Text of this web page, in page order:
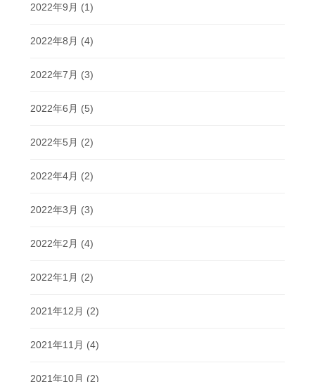
2022年9月 (1)
2022年8月 (4)
2022年7月 (3)
2022年6月 (5)
2022年5月 (2)
2022年4月 (2)
2022年3月 (3)
2022年2月 (4)
2022年1月 (2)
2021年12月 (2)
2021年11月 (4)
2021年10月 (2)